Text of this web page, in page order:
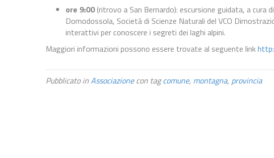
ore 9:00(ritrovo a San Bernardo): escursione guidata, a cura di
Domodossola, Società di Scienze Naturali del VCO
interattivi per conoscere i segreti dei laghi alpini.
Maggiori informazioni possono essere trovate al seguente link
Pubblicato inAssociazionecon tagcomune, montagna, provincia